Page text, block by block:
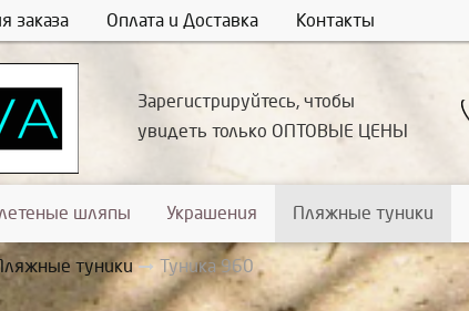
заказа Оплата и Доставка Контакты
Зарегистрируйтесь, чтобы
увидеть только ОПТОВЫЕ ЦЕНЫ
шляпы Украшения Пляжные туники
туники Туника 960